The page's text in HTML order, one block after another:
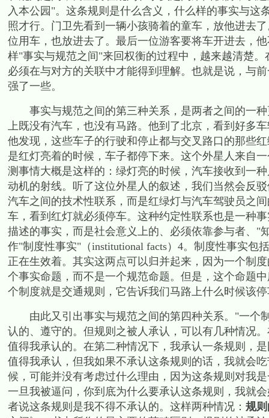
入本公园 "。这条规则是什么含义，什么样的事实与这
照才行。门卫先看到一辆小孩骑着的童车，放他进去
位用车，也放进去了。最后一位游客要将车开进去，
样"事实与规范之间 "来回权衡的过程中，越来越清楚
必须在与对方的关联中才能得到理解。也就是说，与
强了一些。
事实与规范之间的第三种关系，是两者之间的一种
上既没有汽车，也没有马路。他到了北京，看到好多
他发现，这些车子的行驶和停止都与交叉路口的那些
是红灯亮着的时候，车子都停下来。这个外星人来自
测事情大概是这样的：绿灯亮的时候，汽车接收到一
动机的射线。听了这位外星人的叙述，我们当然会反
汽车之间的技术性联系，而是红绿灯与汽车驾驶员之
车，看到红灯就必须停车。这种约定性联系也是一种
描述的事实，而是社会意义上的、必须依靠参与者、 "
作"制度性事实"（institutional facts） 4。制度性事实包
正在生效着。其实这两点可以归并起来，因为一个制
个事实命题，而不是一个规范命题。但是，这个命题
个制度就是交通规则，它告诉我们马路上什么时候该
由此又引出事实与规范之间的第四种关系。 "一个
认的、遵守的。但规则之被人承认，可以有几种情况
值得我承认的。在第二种情况下，我承认一条规则，
值得我承认，但我如果不承认这条规则的话，我就会
候，可能并没有考虑过什么理由，因为这条规则对我
一旦我被逼问，你到底为什么要承认这条规则，我就
者说这条规则是我不得不承认的。这样两种情况： 规